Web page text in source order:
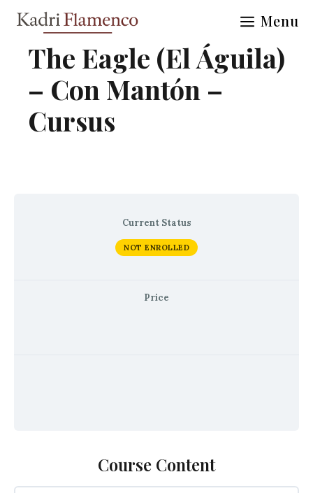
content
Menu
The Eagle (El Águila)
– Con Mantón –
Cursus
Current Status
NOT ENROLLED
Price
Course Content